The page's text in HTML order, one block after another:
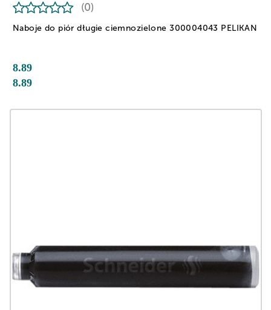
Naboje do piór długie ciemnozielone 300004043 PELIKAN
(0)
8.89
8.89